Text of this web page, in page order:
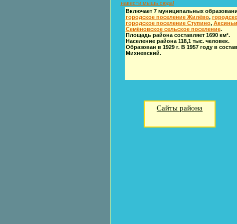
навести мышь сюда!
Включает 7 муниципальных
городское поселение Жилёво,
городское поселение Ступино,
Семёновское сельское поселение.
Площадь района составляет 1690 км².
Население района 118,1 тыс. человек.
Образован в 1929 г. В 1957 году в
Михневский.
Сайты района